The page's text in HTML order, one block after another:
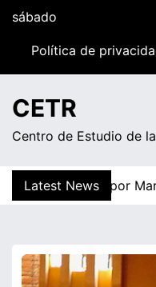
Skip
content
12:40Política de
CETR
Centro de Estudio de
Latest News
a la DA por